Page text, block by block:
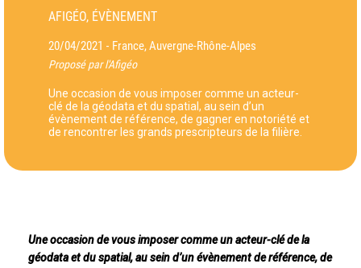
AFIGÉO, ÉVÈNEMENT
20/04/2021 - France, Auvergne-Rhône-Alpes
Proposé par l'Afigéo
Une occasion de vous imposer comme un acteur-
clé de la géodata et du spatial, au sein d’un
évènement de référence, de gagner en notoriété et
de rencontrer les grands prescripteurs de la filière.
Une occasion de vous imposer comme un acteur-clé de la
géodata et du spatial, au sein d’un évènement de référence, de